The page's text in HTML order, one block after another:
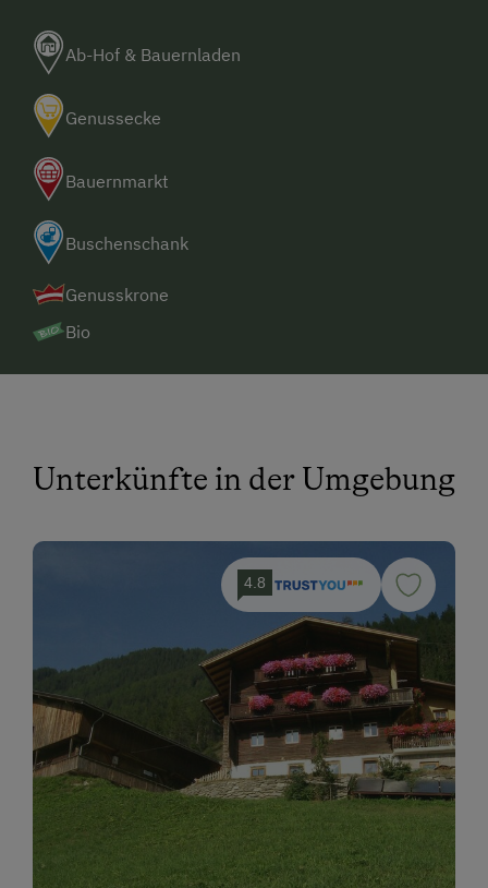
Ab-Hof & Bauernladen
Genussecke
Bauernmarkt
Buschenschank
Genusskrone
Bio
Unterkünfte in der Umgebung
4.8